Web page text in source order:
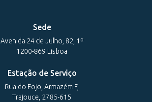
Sede
Avenida 24 de Julho, 82, 1º
1200-869 Lisboa
Estação de Serviço
Rua do Fojo, Armazém F,
Trajouce, 2785-615